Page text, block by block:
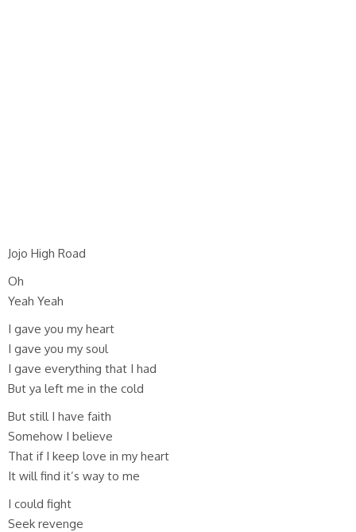
Jojo High Road
Oh
Yeah Yeah
I gave you my heart
I gave you my soul
I gave everything that I had
But ya left me in the cold
But still I have faith
Somehow I believe
That if I keep love in my heart
It will find it’s way to me
I could fight
Seek revenge